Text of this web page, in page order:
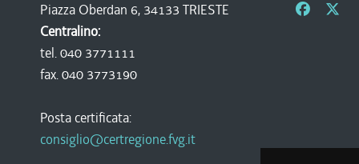
Piazza Oberdan 6, 34133 TRIESTE
Centralino:
tel. 040 3771111
fax. 040 3773190
Posta certificata:
consiglio@certregione.fvg.it